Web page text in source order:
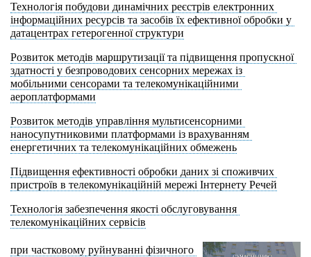
Технологія побудови динамічних реєстрів електронних
інформаційних ресурсів та засобів їх ефективної обробки у
датацентрах гетерогенної структури
Розвиток методів маршрутизації та підвищення пропускної
здатності у безпроводових сенсорних мережах із
мобільними сенсорами та телекомунікаційними
аероплатформами
Розвиток методів управління мультисенсорними
наносупутниковими платформами із врахуванням
енергетичних та телекомунікаційних обмежень
Підвищення ефективності обробки даних зі споживчих
пристроїв в телекомунікаційній мережі Інтернету Речей
Технологія забезпечення якості обслуговування
телекомунікаційних сервісів
при частковому руйнуванні фізичного